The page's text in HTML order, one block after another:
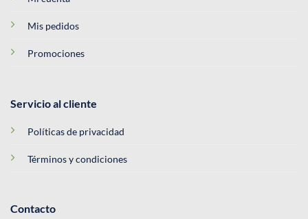
Mis pedidos
Promociones
Servicio al cliente
Políticas de privacidad
Términos y condiciones
Contacto